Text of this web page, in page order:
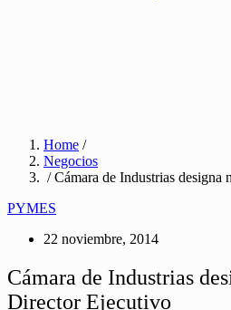
Home /
Negocios
/ Cámara de Industrias
PYMES
22 noviembre, 2014
Cámara de Industrias
Director Ejecutivo